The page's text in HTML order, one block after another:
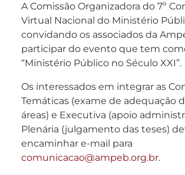
A Comissão Organizadora do 7º
Virtual Nacional do Ministério
convidando os associados da
participar do evento que tem
“Ministério Público no Século XXI”.
Os interessados em integrar as
Temáticas (exame de adequação
áreas) e Executiva (apoio
Plenária (julgamento das teses)
encaminhar e-mail para
comunicacao@ampeb.org.br.